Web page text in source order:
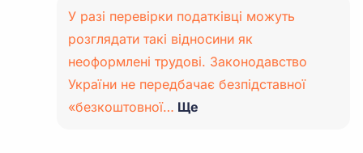
У разі перевірки податківці можуть
розглядати такі відносини як
неоформлені трудові. Законодавство
України не передбачає безпідставної
«безкоштовної… Ще